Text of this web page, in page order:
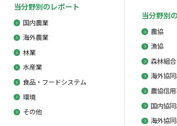
当分野別のレポート
国内農業
海外農業
林業
水産業
食品・フードシステム
環境
その他
当分野別
農協
漁協
森林組合
海外協
農協信
国内協
海外協